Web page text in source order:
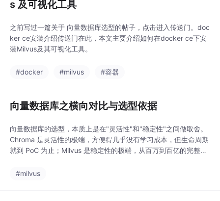
s 及可视化工具
之前写过一篇关于 向量数据库选型的帖子，点击进入传送门。doc
ker ce安装介绍传送门在此，本文主要介绍如何在docker ce下安
装Milvus及其可视化工具。
#docker #milvus #容器
向量数据库之横向对比与选型依据
向量数据库的选型，本质上是在"灵活性"和"稳定性"之间做取舍。
Chroma 是灵活性的极端，方便得几乎没有学习成本，但生命周期
就到 PoC 为止；Milvus 是稳定性的极端，从百万到百亿的完整扩
间的平衡点，但在国内生态和 OpenEuler 适配上略显薄弱。最怕
#milvus